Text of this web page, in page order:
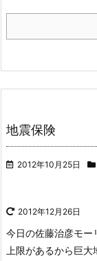
地震保険
2012年10月25日
2012年12月26日
今日の佐藤治彦モー
上限があるから巨